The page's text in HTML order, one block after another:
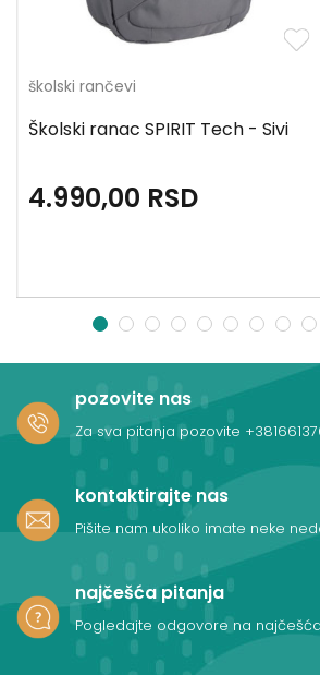
školski rančevi
Školski ranac SPIRIT Tech - Sivi
4.990,00 RSD
1 2 3 4 5 6 7 8 9
pozovite nas
Za sva pitanja pozovite
kontaktirajte nas
Pišite nam ukoliko imate neke
najčešća pitanja
Pogledajte odgovore na